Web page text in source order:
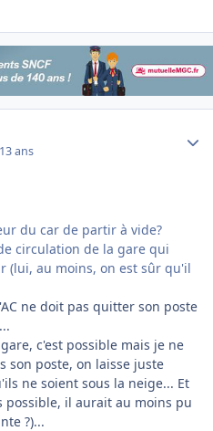
13 ans
du car de partir à vide?
circulation de la gare qui
(lui, au moins, on est sûr qu'il
ne doit pas quitter son poste
c'est possible mais je ne
son poste, on laisse juste
ne soient sous la neige... Et
possible, il aurait au moins pu
?)...